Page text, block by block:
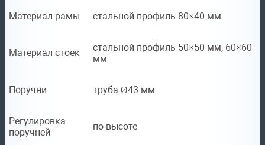
Материал рамы стальной профиль 80×40 мм
Материал стоек
стальной профиль 50×50 мм, 60×60
мм
Поручни труба Ø43 мм
Регулировка
поручней
по высоте